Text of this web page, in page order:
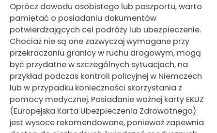
Oprócz dowodu osobistego lub paszportu, warto
pamiętać o posiadaniu dokumentów
potwierdzających cel podróży lub ubezpieczenie.
Chociaż nie są one zazwyczaj wymagane przy
przekraczaniu granicy w ruchu drogowym, mogą
być przydatne w szczególnych sytuacjach, na
przykład podczas kontroli policyjnej w Niemczech
lub w przypadku konieczności skorzystania z
pomocy medycznej. Posiadanie ważnej karty EKUZ
(Europejska Karta Ubezpieczenia Zdrowotnego)
jest wysoce rekomendowane, ponieważ zapewnia